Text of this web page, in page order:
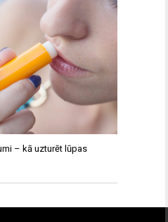
– kā uzturēt lūpas